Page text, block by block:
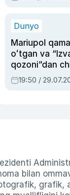
ayblovlardan
Dunyo
Mariupol
oʻtgan va
qozoni”dan
qahramon —
armiyasi bosh
19:50 /
bilan
grafik,